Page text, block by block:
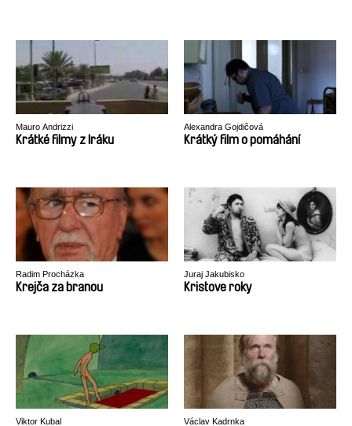
Mauro Andrizzi
Krátké filmy z Iráku
Alexandra Gojdičová
Krátký film o pomáhání
Radim Procházka
Krejča za branou
Juraj Jakubisko
Kristove roky
Viktor Kubal Václav Kadrnka